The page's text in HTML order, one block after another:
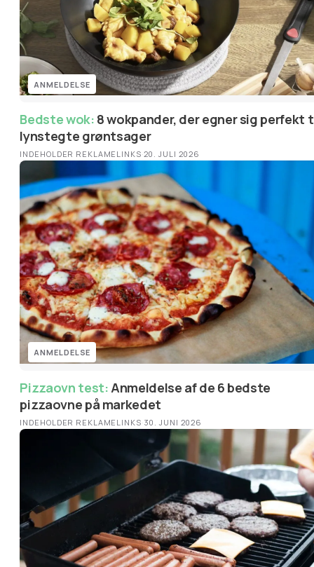
ANMELDELSE
Bedste wok:
lynstegte grøntsager
INDEHOLDER REKLAMELINKS·20. JULI 2026
ANMELDELSE
Pizzaovn test:
pizzaovne på markedet
INDEHOLDER REKLAMELINKS·30. JUNI 2026